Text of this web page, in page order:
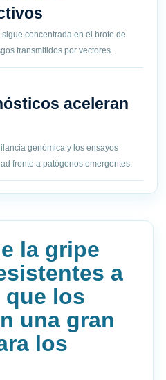
concentrada en el brote de
transmitidos por vectores.
aceleran
genómica y los ensayos
frente a patógenos emergentes.
la gripe
a
que los
una gran
los